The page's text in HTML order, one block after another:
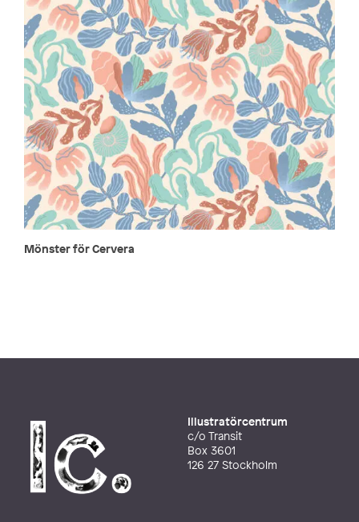
Mönster för Cervera
Illustratörcentrum
c/o Transit
Box 3601
126 27 Stockholm